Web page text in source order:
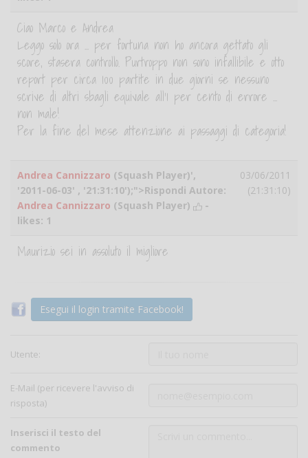
Ciao Marco e Andrea
Leggo solo ora ... per fortuna non ho ancora gettato gli
score, stasera controllo. Purtroppo non sono infallibile e otto
report per circa 100 partite in due giorni se nessuno
scrive di altri sbagli equivale all'1 per cento di errore ...
non male!
Per la fine del mese attenzione ai passaggi di categoria!
Andrea Cannizzaro (Squash Player)',
'2011-06-03' , '21:31:10');">Rispondi Autore:
Andrea Cannizzaro (Squash Player)
-
likes: 1
03/06/2011
(21:31:10)
Maurizio sei in assoluto il migliore
Esegui il login tramite Facebook!
Utente:
E-Mail (per ricevere l'avviso di
risposta)
Inserisci il testo del
commento